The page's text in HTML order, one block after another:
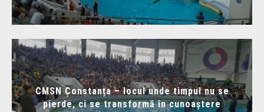
CMSN Constanța – locul unde timpul nu se
pierde, ci se transformă în cunoaștere